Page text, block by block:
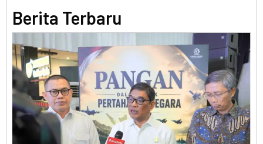
Berita Terbaru